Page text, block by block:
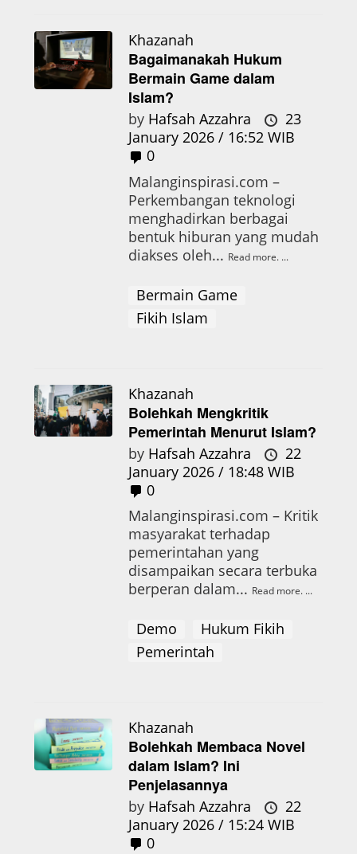
Khazanah
Bagaimanakah Hukum
Bermain Game dalam
Islam?
by Hafsah Azzahra
23
January 2026 / 16:52 WIB
0
Malanginspirasi.com –
Perkembangan teknologi
menghadirkan berbagai
bentuk hiburan yang mudah
diakses oleh... Read more.
Bermain Game
Fikih Islam
Khazanah
Bolehkah Mengkritik
Pemerintah Menurut Islam?
by Hafsah Azzahra
22
January 2026 / 18:48 WIB
0
Malanginspirasi.com – Kritik
masyarakat terhadap
pemerintahan yang
disampaikan secara terbuka
berperan dalam... Read more.
Demo
Hukum Fikih
Pemerintah
Khazanah
Bolehkah Membaca Novel
dalam Islam? Ini
Penjelasannya
by Hafsah Azzahra
22
January 2026 / 15:24 WIB
0